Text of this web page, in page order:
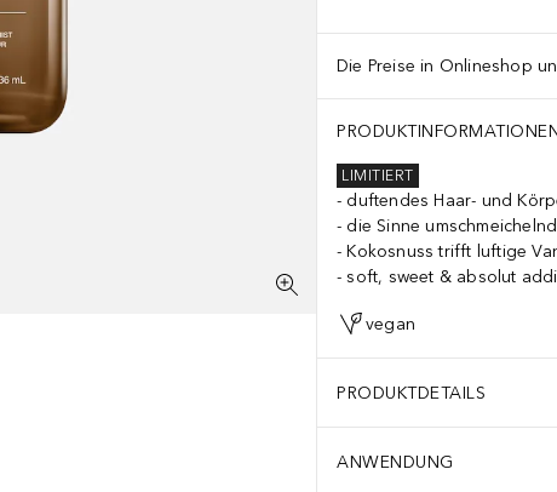
Die Preise in Onlineshop
LIMITIERT
duftendes Haar- und
die Sinne
Kokosnuss trifft luftige
soft, sweet & absolut
vegan
PRODUKTDETAILS
ANWENDUNG